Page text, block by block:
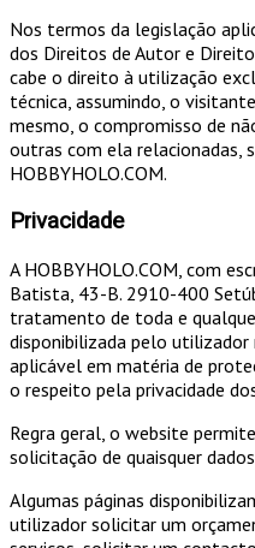
Nos termos da legislação
dos Direitos de Autor e
cabe o direito à utilização
técnica, assumindo, o
mesmo, o compromisso de
outras com ela relacionadas,
HOBBYHOLO.COM.
Privacidade
A HOBBYHOLO.COM, com
Batista, 43-B. 2910-400
tratamento de toda e
disponibilizada pelo
aplicável em matéria de
o respeito pela privacidade
Regra geral, o website
solicitação de quaisquer
Algumas páginas
utilizador solicitar um